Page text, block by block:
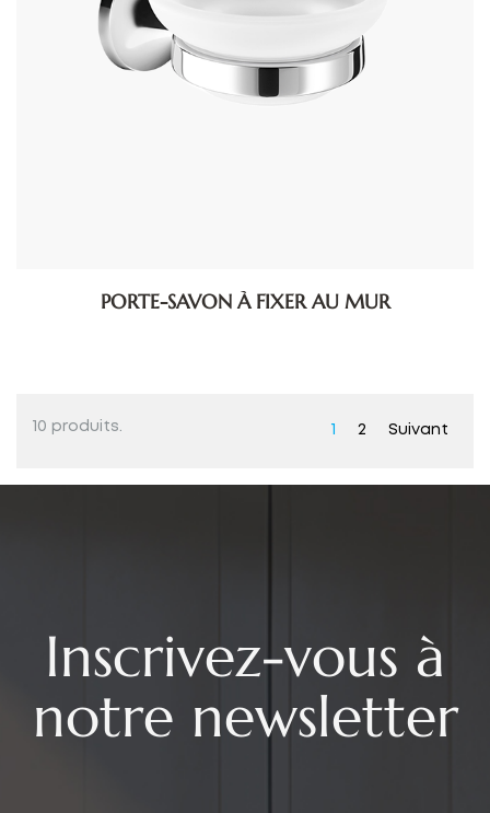
PORTE-SAVON À FIXER AU MUR
10 produits. 2 Suivant
Inscrivez-vous à
notre newsletter